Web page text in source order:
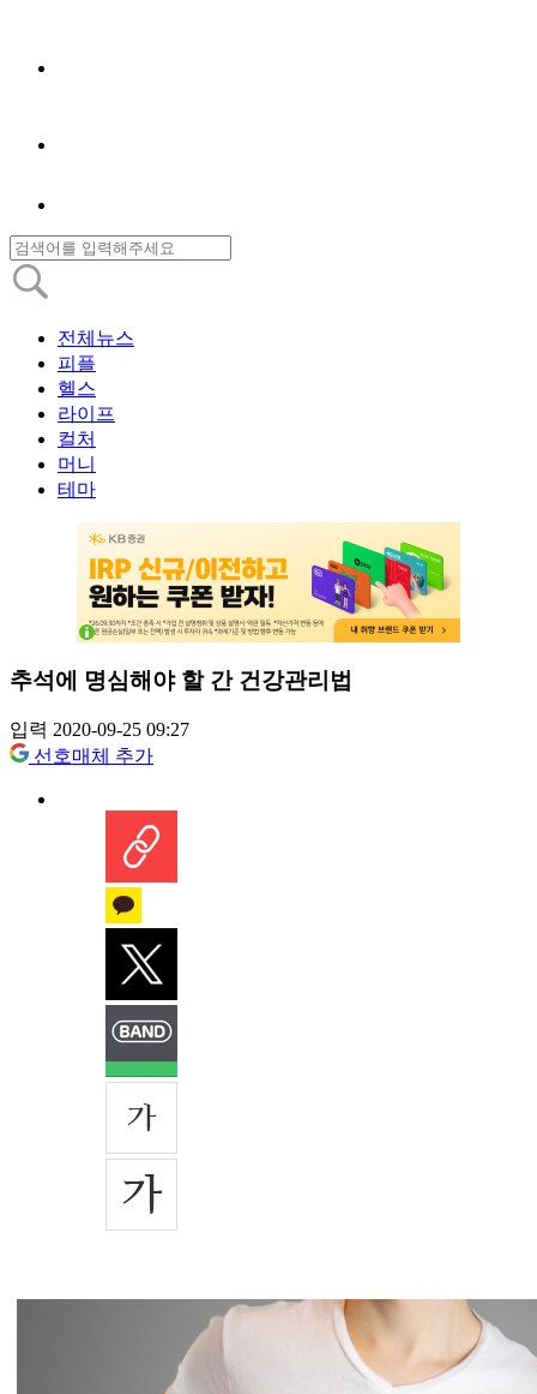
전체뉴스
피플
헬스
라이프
컬처
머니
테마
추석에 명심해야 할 간 건강관리법
입력 2020-09-25 09:27
선호매체 추가